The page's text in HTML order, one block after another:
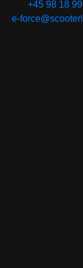
+45 98 18
e-